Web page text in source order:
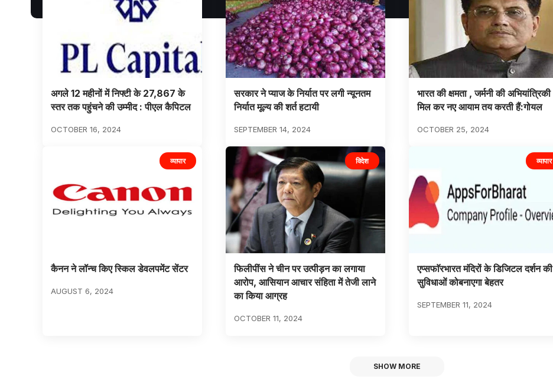
अगले 12 महीनों में निफ्टी के 27,867 के
स्‍तर तक पहुंचने की उम्मीद : पीएल कैपिटल
OCTOBER 16, 2024
सरकार ने प्याज के निर्यात पर लगी न्यूनतम
निर्यात मूल्य की शर्त हटायी
SEPTEMBER 14, 2024
भारत की क्षमता , जर्मनी की अभियांत्रिकी
मिल कर नए आयाम तय करती हैं:गोयल
OCTOBER 25, 2024
व्यापार
कैनन ने लॉन्च किए स्किल डेवलपमेंट सेंटर
AUGUST 6, 2024
विदेश
फिलीपींस ने चीन पर उत्पीड़न का लगाया
आरोप, आसियान आचार संहिता में तेजी लाने
का किया आग्रह
OCTOBER 11, 2024
व्यापार
एप्सफाॅरभारत मंदिरों के डिजिटल दर्शन की
सुविधाओं कोबनाएगा बेहतर
SEPTEMBER 11, 2024
SHOW MORE